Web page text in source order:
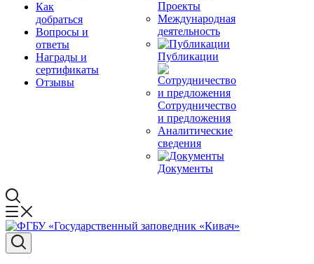
Как
добраться
Вопросы и
ответы
Награды и
сертификаты
Отзывы
Проекты
Международная
деятельность
Публикации
Сотрудничество
и предложения
Аналитические
сведения
Документы